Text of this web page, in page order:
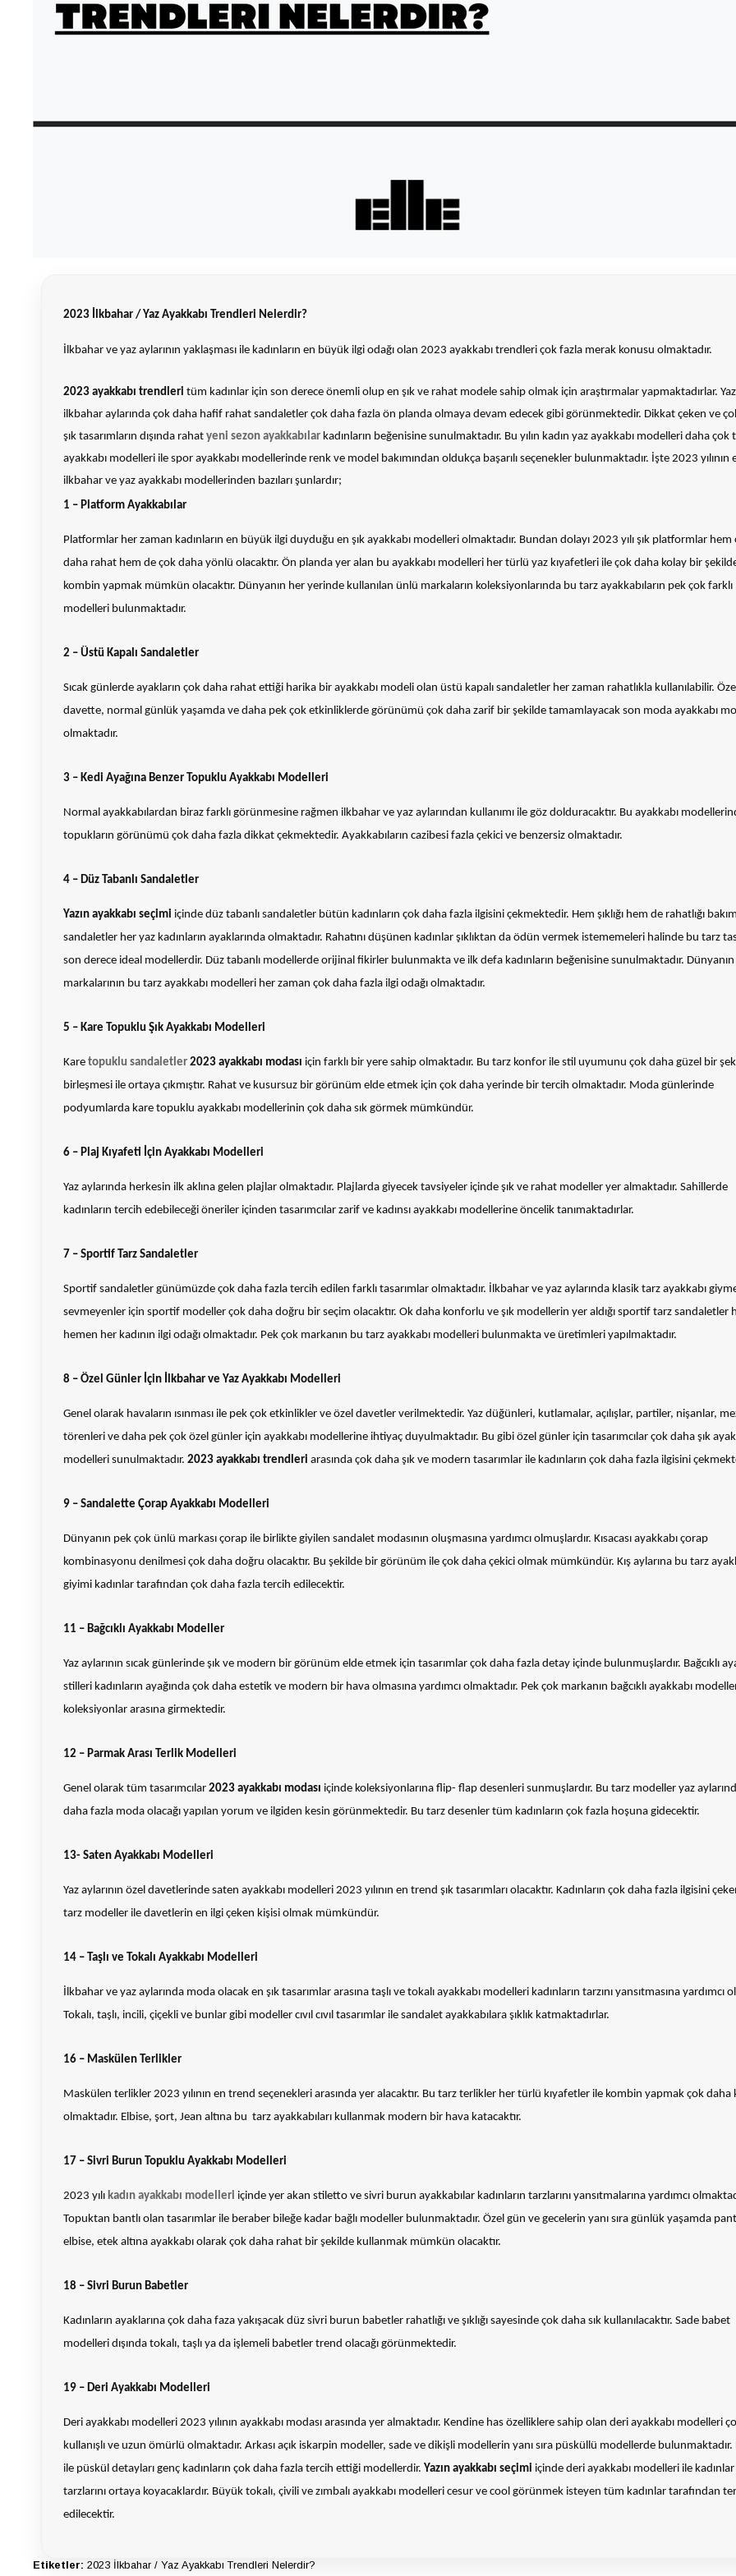
2023 İlkbahar / Yaz Ayakkabı Trendleri Nelerdir?
İlkbahar ve yaz aylarının yaklaşması ile kadınların en büyük ilgi odağı olan 2023 ayakkabı trendleri çok fazla merak konusu olmaktadır.
2023 ayakkabı trendleri tüm kadınlar için son derece önemli olup en şık ve rahat modele sahip olmak için araştırmalar yapmaktadırlar.
ilkbahar aylarında çok daha hafif rahat sandaletler çok daha fazla ön planda olmaya devam edecek gibi görünmektedir. Dikkat çeken ve
şık tasarımların dışında rahat yeni sezon ayakkabılar kadınların beğenisine sunulmaktadır. Bu yılın kadın yaz ayakkabı modelleri daha çok
ayakkabı modelleri ile spor ayakkabı modellerinde renk ve model bakımından oldukça başarılı seçenekler bulunmaktadır. İşte 2023 yılının
ilkbahar ve yaz ayakkabı modellerinden bazıları şunlardır;
1 – Platform Ayakkabılar
Platformlar her zaman kadınların en büyük ilgi duyduğu en şık ayakkabı modelleri olmaktadır. Bundan dolayı 2023 yılı şık platformlar hem
daha rahat hem de çok daha yönlü olacaktır. Ön planda yer alan bu ayakkabı modelleri her türlü yaz kıyafetleri ile çok daha kolay bir
kombin yapmak mümkün olacaktır. Dünyanın her yerinde kullanılan ünlü markaların koleksiyonlarında bu tarz ayakkabıların pek çok farklı
modelleri bulunmaktadır.
2 – Üstü Kapalı Sandaletler
Sıcak günlerde ayakların çok daha rahat ettiği harika bir ayakkabı modeli olan üstü kapalı sandaletler her zaman rahatlıkla kullanılabilir.
davette, normal günlük yaşamda ve daha pek çok etkinliklerde görünümü çok daha zarif bir şekilde tamamlayacak son moda ayakkabı
olmaktadır.
3 – Kedi Ayağına Benzer Topuklu Ayakkabı Modelleri
Normal ayakkabılardan biraz farklı görünmesine rağmen ilkbahar ve yaz aylarından kullanımı ile göz dolduracaktır. Bu ayakkabı
topukların görünümü çok daha fazla dikkat çekmektedir. Ayakkabıların cazibesi fazla çekici ve benzersiz olmaktadır.
4 – Düz Tabanlı Sandaletler
Yazın ayakkabı seçimi içinde düz tabanlı sandaletler bütün kadınların çok daha fazla ilgisini çekmektedir. Hem şıklığı hem de rahatlığı
sandaletler her yaz kadınların ayaklarında olmaktadır. Rahatını düşünen kadınlar şıklıktan da ödün vermek istememeleri halinde bu tarz
son derece ideal modellerdir. Düz tabanlı modellerde orijinal fikirler bulunmakta ve ilk defa kadınların beğenisine sunulmaktadır.
markalarının bu tarz ayakkabı modelleri her zaman çok daha fazla ilgi odağı olmaktadır.
5 – Kare Topuklu Şık Ayakkabı Modelleri
Kare topuklu sandaletler 2023 ayakkabı modası için farklı bir yere sahip olmaktadır. Bu tarz konfor ile stil uyumunu çok daha güzel bir
birleşmesi ile ortaya çıkmıştır. Rahat ve kusursuz bir görünüm elde etmek için çok daha yerinde bir tercih olmaktadır. Moda günlerinde
podyumlarda kare topuklu ayakkabı modellerinin çok daha sık görmek mümkündür.
6 – Plaj Kıyafeti İçin Ayakkabı Modelleri
Yaz aylarında herkesin ilk aklına gelen plajlar olmaktadır. Plajlarda giyecek tavsiyeler içinde şık ve rahat modeller yer almaktadır. Sahillerde
kadınların tercih edebileceği öneriler içinden tasarımcılar zarif ve kadınsı ayakkabı modellerine öncelik tanımaktadırlar.
7 – Sportif Tarz Sandaletler
Sportif sandaletler günümüzde çok daha fazla tercih edilen farklı tasarımlar olmaktadır. İlkbahar ve yaz aylarında klasik tarz ayakkabı
sevmeyenler için sportif modeller çok daha doğru bir seçim olacaktır. Ok daha konforlu ve şık modellerin yer aldığı sportif tarz sandaletler
hemen her kadının ilgi odağı olmaktadır. Pek çok markanın bu tarz ayakkabı modelleri bulunmakta ve üretimleri yapılmaktadır.
8 – Özel Günler İçin İlkbahar ve Yaz Ayakkabı Modelleri
Genel olarak havaların ısınması ile pek çok etkinlikler ve özel davetler verilmektedir. Yaz düğünleri, kutlamalar, açılışlar, partiler, nişanlar,
törenleri ve daha pek çok özel günler için ayakkabı modellerine ihtiyaç duyulmaktadır. Bu gibi özel günler için tasarımcılar çok daha şık
modelleri sunulmaktadır. 2023 ayakkabı trendleri arasında çok daha şık ve modern tasarımlar ile kadınların çok daha fazla ilgisini
9 – Sandalette Çorap Ayakkabı Modelleri
Dünyanın pek çok ünlü markası çorap ile birlikte giyilen sandalet modasının oluşmasına yardımcı olmuşlardır. Kısacası ayakkabı çorap
kombinasyonu denilmesi çok daha doğru olacaktır. Bu şekilde bir görünüm ile çok daha çekici olmak mümkündür. Kış aylarına bu tarz
giyimi kadınlar tarafından çok daha fazla tercih edilecektir.
11 – Bağcıklı Ayakkabı Modeller
Yaz aylarının sıcak günlerinde şık ve modern bir görünüm elde etmek için tasarımlar çok daha fazla detay içinde bulunmuşlardır. Bağcıklı
stilleri kadınların ayağında çok daha estetik ve modern bir hava olmasına yardımcı olmaktadır. Pek çok markanın bağcıklı ayakkabı
koleksiyonlar arasına girmektedir.
12 – Parmak Arası Terlik Modelleri
Genel olarak tüm tasarımcılar 2023 ayakkabı modası içinde koleksiyonlarına flip- flap desenleri sunmuşlardır. Bu tarz modeller yaz
daha fazla moda olacağı yapılan yorum ve ilgiden kesin görünmektedir. Bu tarz desenler tüm kadınların çok fazla hoşuna gidecektir.
13- Saten Ayakkabı Modelleri
Yaz aylarının özel davetlerinde saten ayakkabı modelleri 2023 yılının en trend şık tasarımları olacaktır. Kadınların çok daha fazla ilgisini
tarz modeller ile davetlerin en ilgi çeken kişisi olmak mümkündür.
14 – Taşlı ve Tokalı Ayakkabı Modelleri
İlkbahar ve yaz aylarında moda olacak en şık tasarımlar arasına taşlı ve tokalı ayakkabı modelleri kadınların tarzını yansıtmasına yardımcı
Tokalı, taşlı, incili, çiçekli ve bunlar gibi modeller cıvıl cıvıl tasarımlar ile sandalet ayakkabılara şıklık katmaktadırlar.
16 – Maskülen Terlikler
Maskülen terlikler 2023 yılının en trend seçenekleri arasında yer alacaktır. Bu tarz terlikler her türlü kıyafetler ile kombin yapmak çok daha
olmaktadır. Elbise, şort, Jean altına bu tarz ayakkabıları kullanmak modern bir hava katacaktır.
17 – Sivri Burun Topuklu Ayakkabı Modelleri
2023 yılı kadın ayakkabı modelleri içinde yer akan stiletto ve sivri burun ayakkabılar kadınların tarzlarını yansıtmalarına yardımcı
Topuktan bantlı olan tasarımlar ile beraber bileğe kadar bağlı modeller bulunmaktadır. Özel gün ve gecelerin yanı sıra günlük yaşamda
elbise, etek altına ayakkabı olarak çok daha rahat bir şekilde kullanmak mümkün olacaktır.
18 – Sivri Burun Babetler
Kadınların ayaklarına çok daha faza yakışacak düz sivri burun babetler rahatlığı ve şıklığı sayesinde çok daha sık kullanılacaktır. Sade babet
modelleri dışında tokalı, taşlı ya da işlemeli babetler trend olacağı görünmektedir.
19 – Deri Ayakkabı Modelleri
Deri ayakkabı modelleri 2023 yılının ayakkabı modası arasında yer almaktadır. Kendine has özelliklere sahip olan deri ayakkabı modelleri
kullanışlı ve uzun ömürlü olmaktadır. Arkası açık iskarpin modeller, sade ve dikişli modellerin yanı sıra püsküllü modellerde
ile püskül detayları genç kadınların çok daha fazla tercih ettiği modellerdir. Yazın ayakkabı seçimi içinde deri ayakkabı modelleri ile
tarzlarını ortaya koyacaklardır. Büyük tokalı, çivili ve zımbalı ayakkabı modelleri cesur ve cool görünmek isteyen tüm kadınlar tarafından
edilecektir.
Etiketler: 2023 İlkbahar / Yaz Ayakkabı Trendleri Nelerdir?